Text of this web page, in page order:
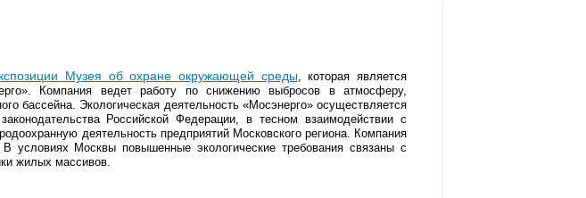
Музея об охране окружающей среды, которая является
Компания ведет работу по снижению выбросов в атмосферу,
бассейна. Экологическая деятельность «Мосэнерго» осуществляется
Российской Федерации, в тесном взаимодействии с
деятельность предприятий Московского региона. Компания
условиях Москвы повышенные экологические требования связаны с
жилых массивов.